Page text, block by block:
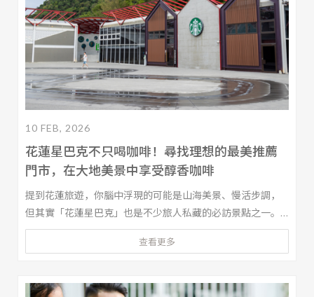
10 FEB, 2026
花蓮星巴克不只喝咖啡！尋找理想的最美推薦
門市，在大地美景中享受醇香咖啡
提到花蓮旅遊，你腦中浮現的可能是山海美景、慢活步調，
但其實「花蓮星巴克」也是不少旅人私藏的必訪景點之一。
從坐擁海景的門市，到結合自然元素與特色建築的空間設
計，許多人都會到理想大地或其他花蓮的星巴克，停留片刻
克，帶你一次解鎖那些來過就忘不了的星巴克門市。
查看更多